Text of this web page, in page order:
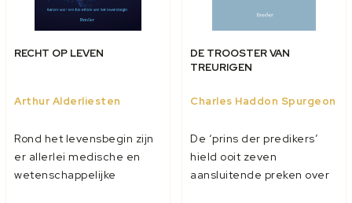
RECHT OP LEVEN
Arthur Alderliesten
Rond het levensbegin zijn
er allerlei medische en
wetenschappelijke
DE TROOSTER VAN
TREURIGEN
Charles Haddon Spurgeon
De ‘prins der predikers’
hield ooit zeven
aansluitende preken over